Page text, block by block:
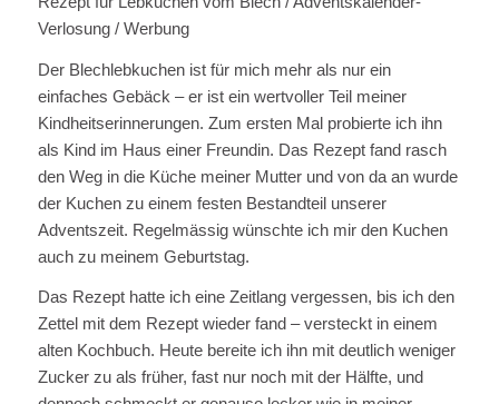
Verlosung / Werbung
Der Blechlebkuchen ist für mich mehr als nur ein
einfaches Gebäck – er ist ein wertvoller Teil meiner
Kindheitserinnerungen. Zum ersten Mal probierte ich ihn
als Kind im Haus einer Freundin. Das Rezept fand rasch
den Weg in die Küche meiner Mutter und von da an wurde
der Kuchen zu einem festen Bestandteil unserer
Adventszeit. Regelmässig wünschte ich mir den Kuchen
auch zu meinem Geburtstag.
Das Rezept hatte ich eine Zeitlang vergessen, bis ich den
Zettel mit dem Rezept wieder fand – versteckt in einem
alten Kochbuch. Heute bereite ich ihn mit deutlich weniger
Zucker zu als früher, fast nur noch mit der Hälfte, und